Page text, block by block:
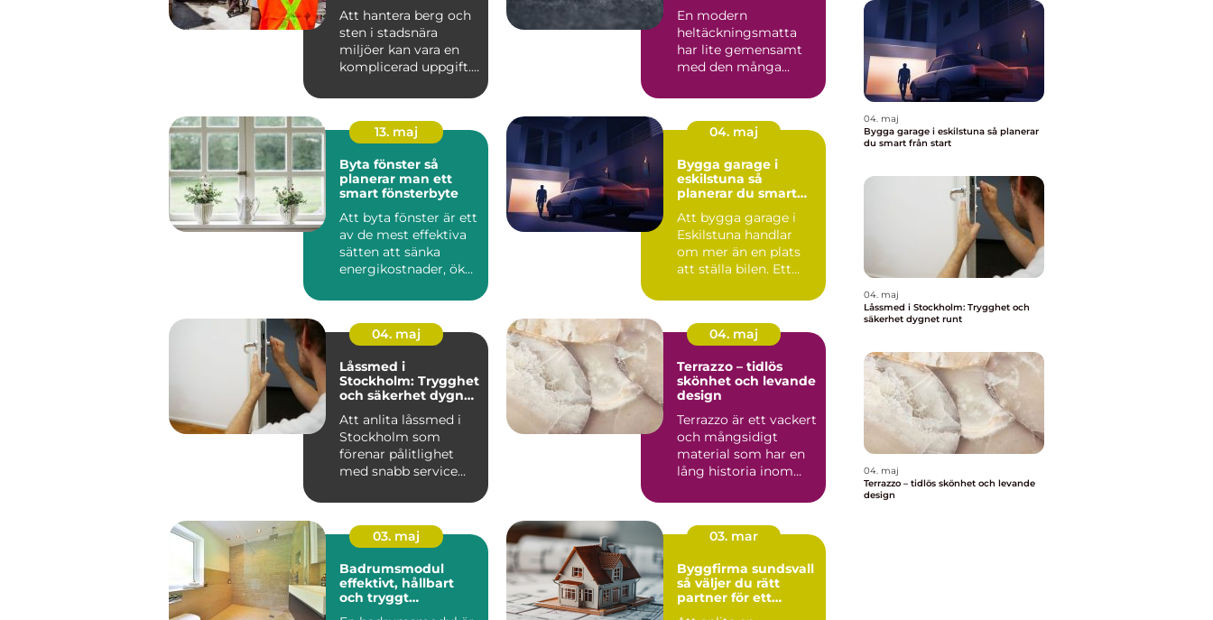
Att hantera berg och
sten i stadsnära
miljöer kan vara en
komplicerad uppgift.
En modern
heltäckningsmatta
har lite gemensamt
med den många
80-talet. Dagens
mat...
13. maj
Byta fönster så
planerar man ett
smart fönsterbyte
Att byta fönster är ett
av de mest effektiva
sätten att sänka
energikostnader, öka
o...
04. maj
Bygga garage i
eskilstuna så
planerar du smart
Att bygga garage i
Eskilstuna handlar
om mer än en plats
att ställa bilen. Ett
ger...
04. maj
Låssmed i
Stockholm: Trygghet
och säkerhet dygnet
Att anlita låssmed i
Stockholm som
förenar pålitlighet
med snabb service
04. maj
Terrazzo – tidlös
skönhet och levande
design
Terrazzo är ett vackert
och mångsidigt
material som har en
lång historia inom
03. maj
Badrumsmodul
effektivt, hållbart
och tryggt
03. mar
Byggfirma sundsvall
så väljer du rätt
partner för ett
04. maj
Bygga garage i eskilstuna så planerar
du smart från start
04. maj
Låssmed i Stockholm: Trygghet och
säkerhet dygnet runt
04. maj
Terrazzo – tidlös skönhet och levande
design